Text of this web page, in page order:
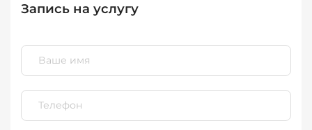
Запись на услугу